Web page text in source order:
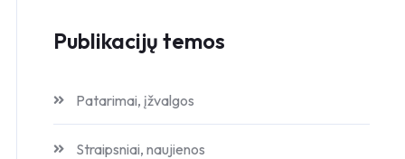
Publikacijų temos
Patarimai, įžvalgos
Straipsniai, naujienos